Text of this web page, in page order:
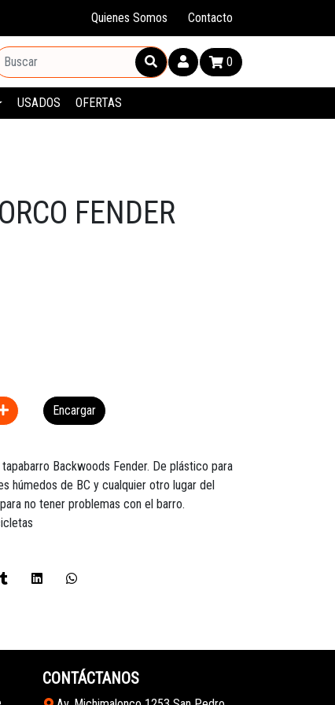
Quienes Somos Contacto
0
USADOS OFERTAS
FENDER
Encargar
Backwoods Fender. De plástico para
húmedos de BC y cualquier otro lugar del
no tener problemas con el barro.
CONTÁCTANOS